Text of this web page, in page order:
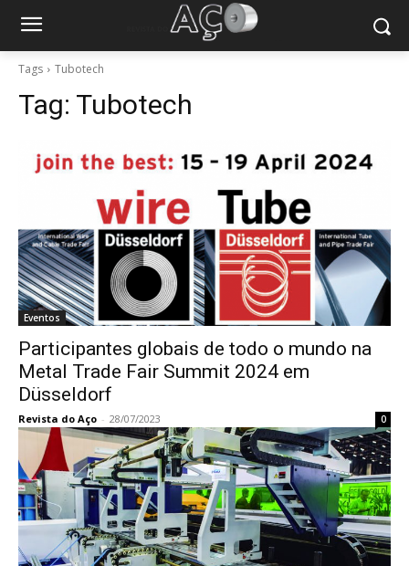
Tags Tubotech
Tag: Tubotech
Eventos
Participantes globais de todo o mundo na
Metal Trade Fair Summit 2024 em
Düsseldorf
Revista do Aço - 28/07/2023 0